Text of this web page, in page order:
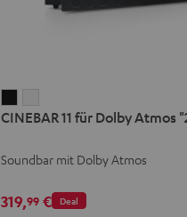
11
Dolby
"2.1-
11
Dolby
"2.1-
CINEBAR 11 für Dolby Atmos
Soundbar mit Dolby Atmos
Deal
319,99 €